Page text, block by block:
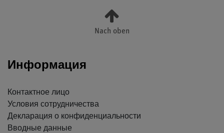
Nach oben
Информация
Контактное лицо
Условия сотрудничества
Декларация о конфиденциальности
Вводные данные